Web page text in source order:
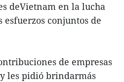
deVietnam en la lucha
esfuerzos conjuntos de
de empresas
les pidió brindarmás